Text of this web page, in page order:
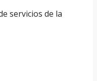
servicios de la